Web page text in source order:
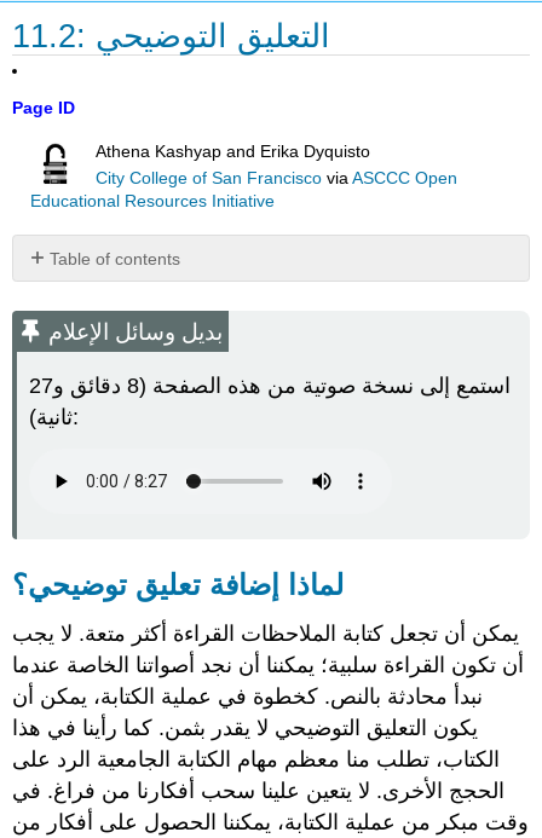
11.2: التعليق التوضيحي
Page ID
Athena Kashyap and Erika Dyquisto
City College of San Francisco viaASCCC Open
Educational Resources Initiative
Table of contents
وسائل
الإعلام
إضافة
تعليق
إضافة
أضف
تعليقًا
توضيحيًا
إضافة
تعليق
توضيحي
للتقييم
والرد
والمقارنة
أضف
بديل وسائل الإعلام
استمع إلى نسخة صوتية من هذه الصفحة (8 دقائق و27
ثانية):
لماذا إضافة تعليق توضيحي؟
يمكن أن تجعل كتابة الملاحظات القراءة أكثر متعة. لا يجب
أن تكون القراءة سلبية؛ يمكننا أن نجد أصواتنا الخاصة عندما
نبدأ محادثة بالنص. كخطوة في عملية الكتابة، يمكن أن
يكون التعليق التوضيحي لا يقدر بثمن. كما رأينا في هذا
الكتاب، تطلب منا معظم مهام الكتابة الجامعية الرد على
الحجج الأخرى. لا يتعين علينا سحب أفكارنا من فراغ. في
وقت مبكر من عملية الكتابة، يمكننا الحصول على أفكار من